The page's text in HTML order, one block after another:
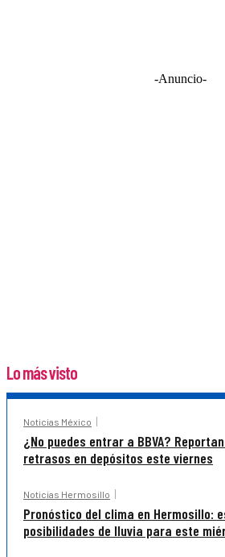
-Anuncio-
Lo más visto
Noticias México
¿No puedes entrar a BBVA?
retrasos en depósitos este viernes
Noticias Hermosillo
Pronóstico del clima en Hermosillo:
posibilidades de lluvia para este